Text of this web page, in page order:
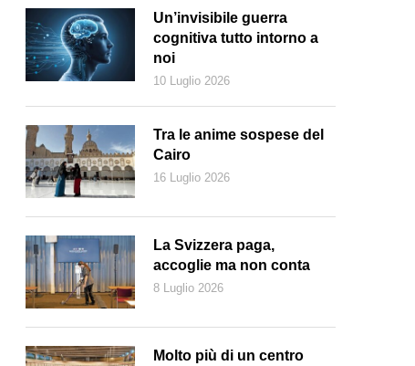
Venezia, Isola del Lazzaretto Vecchio (Godromil)
Un’invisibile guerra
cognitiva tutto intorno a
noi
10 Luglio 2026
Tra le anime sospese del
Cairo
16 Luglio 2026
La Svizzera paga,
accoglie ma non conta
8 Luglio 2026
Molto più di un centro